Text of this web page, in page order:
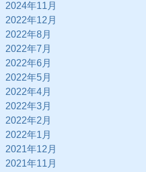
2024年11月
2022年12月
2022年8月
2022年7月
2022年6月
2022年5月
2022年4月
2022年3月
2022年2月
2022年1月
2021年12月
2021年11月